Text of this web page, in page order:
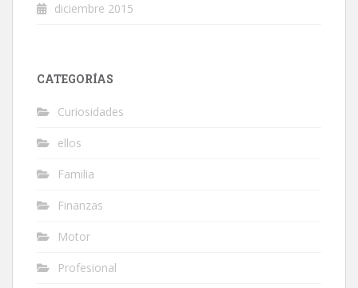
diciembre 2015
CATEGORÍAS
Curiosidades
ellos
Familia
Finanzas
Motor
Profesional